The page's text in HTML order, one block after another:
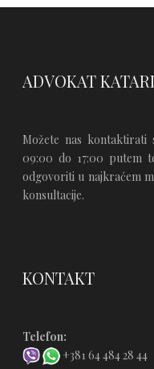
ADVOKAT
Možete nas
09:00 do 17:00 putem
odgovoriti u najkraćem
konsultacije.
KONTAKT
Telefon:
+381 64 484 28 44